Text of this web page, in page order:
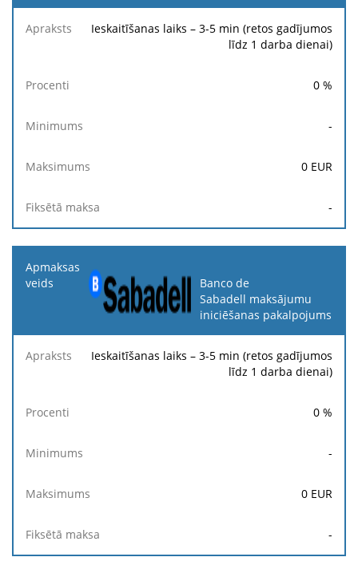
Ieskaitīšanas laiks – 3-5 min (retos gadījumos
līdz 1 darba dienai)
0 %
-
0 EUR
-
Banco de
Sabadell maksājumu
iniciēšanas pakalpojums
Ieskaitīšanas laiks – 3-5 min (retos gadījumos
līdz 1 darba dienai)
0 %
-
0 EUR
-